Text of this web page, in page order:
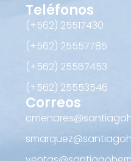
Teléfonos
(+562) 25517430‬
(+562) 25557785
(+562) 25567453‬
(+562) ‪25553546
Correos